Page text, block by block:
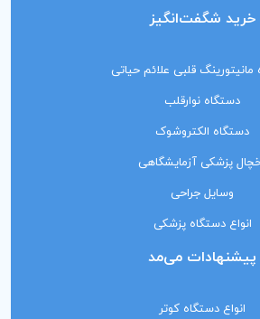
خرید شگفت‌انگیز
مانیتورینگ‌ قلبی علائم حیاتی
دستگاه نوارقلب
دستگاه الکتروشوک
پزشکی آزمایشگاهی
وسایل جراحی
انواع دستگاه پزشکی
پیشنهادات می‌مد
انواع دستگاه کوتر